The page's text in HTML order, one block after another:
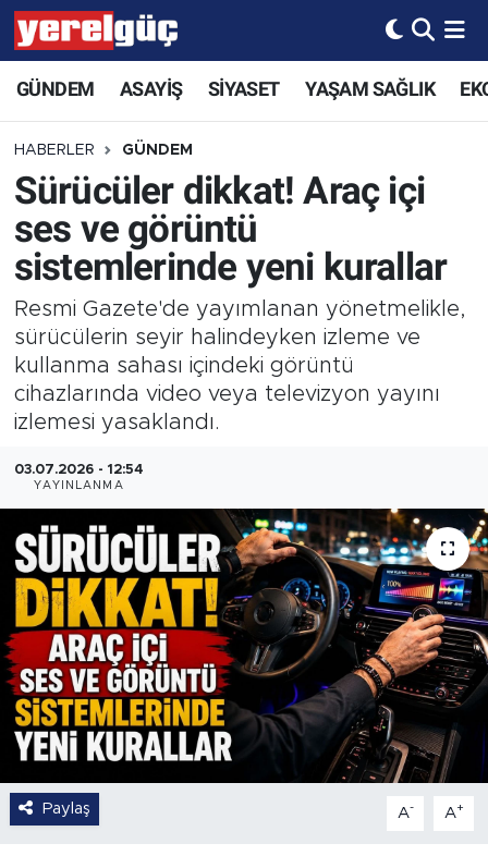
GÜNDEM ASAYİŞ SİYASET YAŞAM SAĞLIK
HABERLER GÜNDEM
Sürücüler dikkat! Araç içi
ses ve görüntü
sistemlerinde yeni kurallar
Resmi Gazete'de yayımlanan yönetmelikle,
sürücülerin seyir halindeyken izleme ve
kullanma sahası içindeki görüntü
cihazlarında video veya televizyon yayını
izlemesi yasaklandı.
03.07.2026 - 12:54
YAYINLANMA
Paylaş A- A+